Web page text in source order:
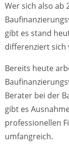
Wer sich also ab
gibt es stand
differenziert
Bereits heute
Berater bei der
gibt es
professionellen
umfangreich.